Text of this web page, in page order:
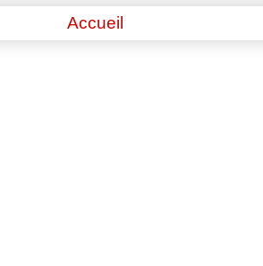
Accueil